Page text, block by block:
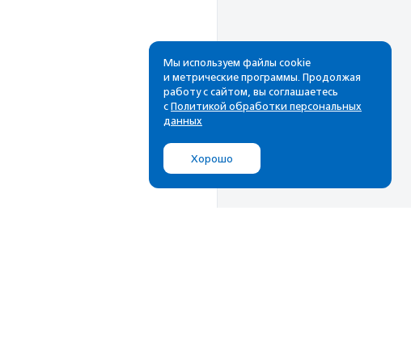
Мы используем файлы cookie
и метрические программы. Продолжая
работу с сайтом, вы соглашаетесь
с Политикой обработки персональных
данных
Хорошо